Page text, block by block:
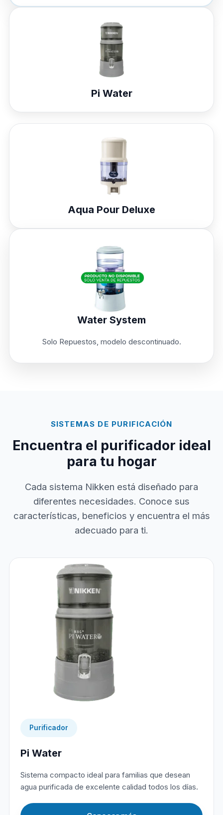
Pi Water
Aqua Pour Deluxe
Water System
Solo Repuestos, modelo descontinuado.
SISTEMAS DE PURIFICACIÓN
Encuentra el purificador ideal
para tu hogar
Cada sistema Nikken está diseñado para
diferentes necesidades. Conoce sus
características, beneficios y encuentra el más
adecuado para ti.
Purificador
Pi Water
Sistema compacto ideal para familias que desean
agua purificada de excelente calidad todos los días.